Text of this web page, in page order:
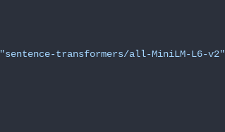
"sentence-transformers/all-MiniLM-L6-v2"